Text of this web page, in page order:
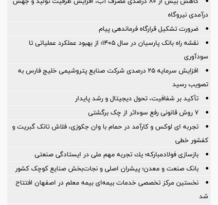
درآمدی نیروگاه
ضرورت تشكیل قرارگاه فرماندهی پیام
نقشه راه بانک پارسیان در سال ۱۴۰۵؛ از بهبود عملکرد عملیاتی تا
سودآوری
افزایش سرمایه ۲۵ درصدی شرکت صنایع پتروشیمی خلیج فارس به
تصویب رسید
تأکید بر شفافیت، تحول دیجیتال و رشد پایدار
۷ روش قانونی رفع سوء‌اثر از چک برگشتی
تجربه ای لوکس و کارآمد در حمام با وان جکوزی، فلاش تانک گبریت و
کفشور خطی
بازسازی فولادمباركه؛ یك تجربه مهم ملی در ایستادگی صنعتی
بانک صنعت و معدن؛ پیشران اصلی و نجات‌بخش صنایع کوچک کشور
نخستین مرکز تخصصی خدمات بیمه‌ای بیمه معلم در اصفهان افتتاح
شد